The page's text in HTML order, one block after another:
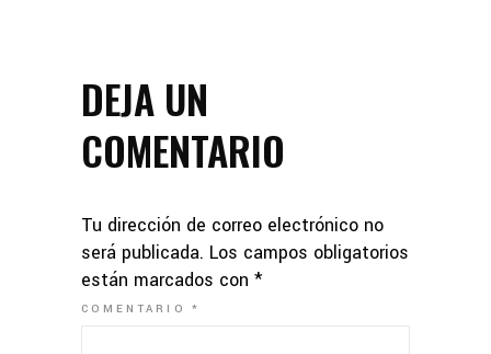
DEJA UN
COMENTARIO
Tu dirección de correo electrónico no
será publicada. Los campos obligatorios
están marcados con *
COMENTARIO*